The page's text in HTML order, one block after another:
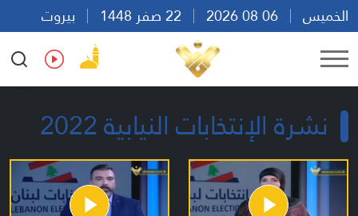
الخميس
بيروت
23:10
Ar En Fr Es
نشرة الإنتخابات النيابية 2022